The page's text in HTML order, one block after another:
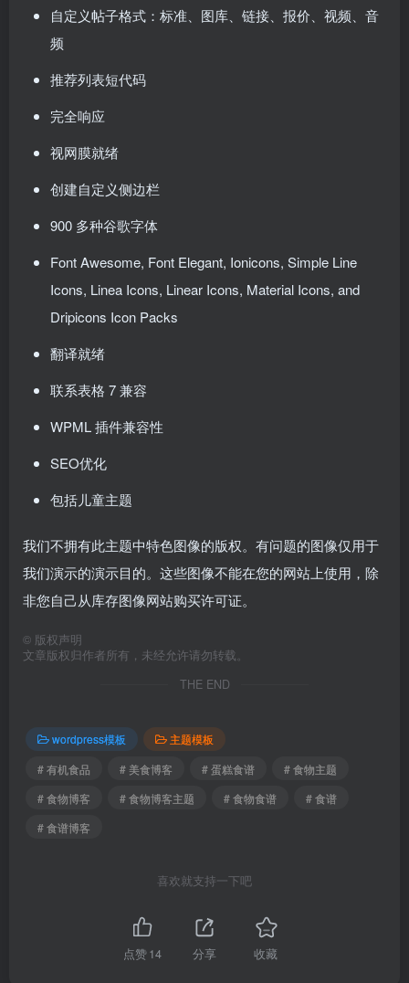
自定义帖子格式：标准、图库、链接、报价、视频、音
频
推荐列表短代码
完全响应
视网膜就绪
创建自定义侧边栏
900 多种谷歌字体
Font Awesome, Font Elegant, Ionicons, Simple Line
Icons, Linea Icons, Linear Icons, Material Icons, and
Dripicons Icon Packs
翻译就绪
联系表格 7 兼容
WPML 插件兼容性
SEO优化
包括儿童主题
我们不拥有此主题中特色图像的版权。有问题的图像仅用于
我们演示的演示目的。这些图像不能在您的网站上使用，除
非您自己从库存图像网站购买许可证。
© 版权声明
文章版权归作者所有，未经允许请勿转载。
THE END
wordpress模板
主题模板
# 有机食品
# 美食博客 # 蛋糕食谱
# 食物主题
# 食物博客
# 食物博客主题 # 食物食谱
# 食谱
# 食谱博客
喜欢就支持一下吧
点赞14 分享 收藏